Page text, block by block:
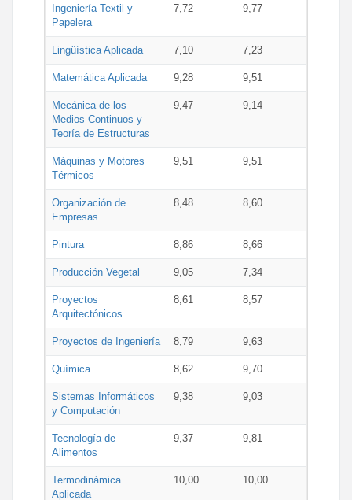
Ingeniería Textil y
Papelera
7,72 9,77
Lingüística Aplicada 7,10 7,23
Matemática Aplicada 9,28 9,51
Mecánica de los
Medios Continuos y
Teoría de Estructuras
9,47 9,14
Máquinas y Motores
Térmicos
9,51 9,51
Organización de
Empresas
8,48 8,60
Pintura 8,86 8,66
Producción Vegetal 9,05 7,34
Proyectos
Arquitectónicos
8,61 8,57
Proyectos de Ingeniería 8,79 9,63
Química 8,62 9,70
Sistemas Informáticos
y Computación
9,38 9,03
Tecnología de
Alimentos
9,37 9,81
Termodinámica
Aplicada
10,00 10,00